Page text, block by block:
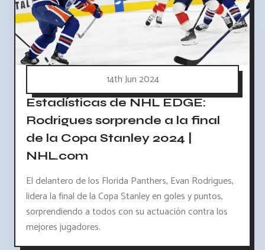
14th Jun 2024
Estadísticas de NHL EDGE:
Rodrigues sorprende a la final
de la Copa Stanley 2024 |
NHL.com
El delantero de los Florida Panthers, Evan Rodrigues,
lidera la final de la Copa Stanley en goles y puntos,
sorprendiendo a todos con su actuación contra los
mejores jugadores.